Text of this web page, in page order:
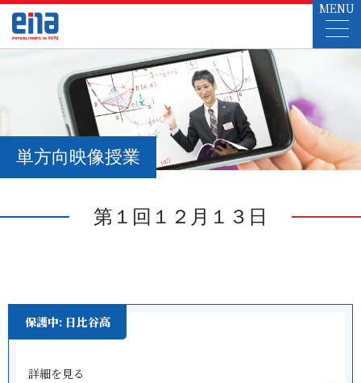
MENU
単方向映像授業
第１回１２月１３日
保護中: 日比谷高
詳細を見る